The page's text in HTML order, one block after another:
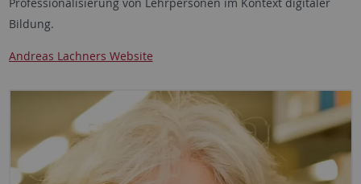
Bildung.
Andreas Lachners Website